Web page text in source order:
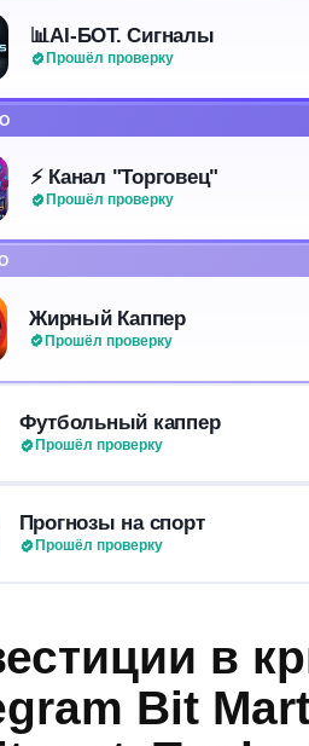
📊AI-БОТ. Сигналы
Прошёл проверку
⚡️ Канал "Торговец"
Прошёл проверку
Жирный Каппер
Прошёл проверку
Футбольный каппер
Прошёл проверку
Прогнозы на спорт
Прошёл проверку
в
Bit